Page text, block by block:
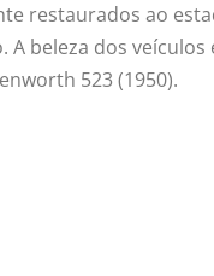
restaurados ao
beleza dos
523 (1950).